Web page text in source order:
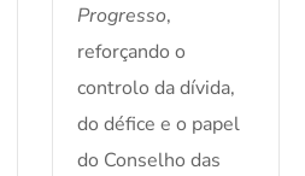
Progresso,
reforçando o
controlo da dívida,
do défice e o papel
do Conselho das